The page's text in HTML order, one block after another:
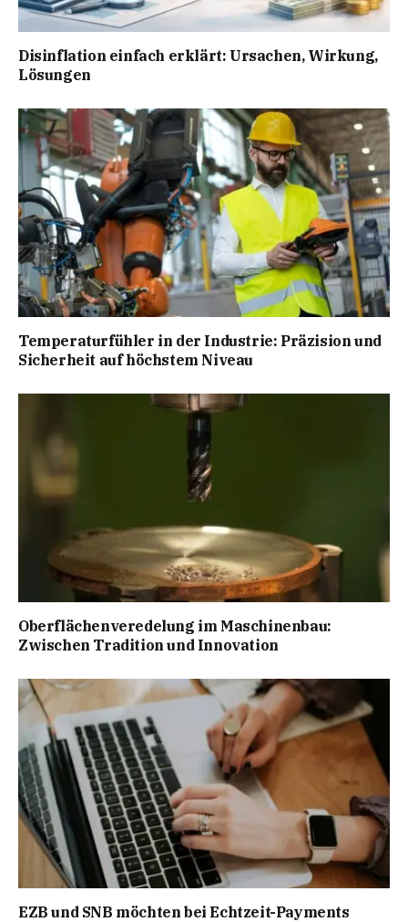
Disinflation einfach erklärt: Ursachen, Wirkung,
Lösungen
Temperaturfühler in der Industrie: Präzision und
Sicherheit auf höchstem Niveau
Oberflächenveredelung im Maschinenbau:
Zwischen Tradition und Innovation
EZB und SNB möchten bei Echtzeit-Payments